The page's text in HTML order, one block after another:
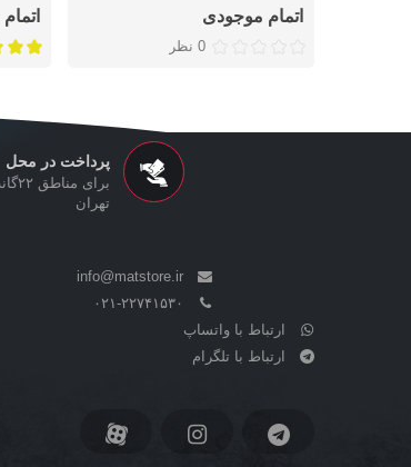
اتمام موجودی
0 نظر
پرداخت در محل
برای
تهران
info@matstore.ir
۰۲۱-۲۲۷۴۱۵۳۰
ارتباط با واتساپ
ارتباط با تلگرام